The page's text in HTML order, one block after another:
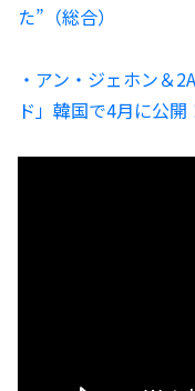
た”（総合）
・アン・ジェホン＆
ド」韓国で4月に公